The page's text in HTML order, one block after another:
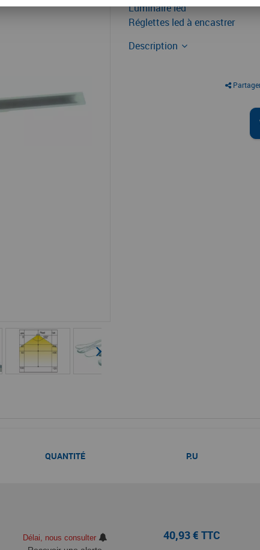
Luminaire led
Réglettes led à encastrer
Description
QUANTITÉ P.U
Délai, nous consulter 40,93 € TTC